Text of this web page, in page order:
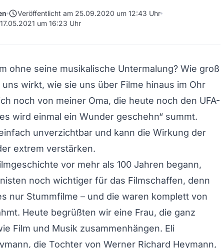
scheduleVeröffentlicht am 25.09.2020 um 12:43 Uhr
um 16:23 Uhr
ohne seine musikalische Untermalung? Wie groß
uns wirkt, wie sie uns über Filme hinaus im Ohr
noch von meiner Oma, die heute noch den UFA-
wird einmal ein Wunder geschehn“ summt.
unverzichtbar und kann die Wirkung der
extrem verstärken.
vor mehr als 100 Jahren begann,
noch wichtiger für das Filmschaffen, denn
nur Stummfilme – und die waren komplett von
Heute begrüßten wir eine Frau, die ganz
Film und Musik zusammenhängen. Eli
die Tochter von Werner Richard Heymann,